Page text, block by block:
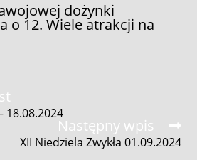
dożynki
o 12. Wiele atrakcji na
18.08.2024
Następny wpis
XII Niedziela Zwykła 01.09.2024